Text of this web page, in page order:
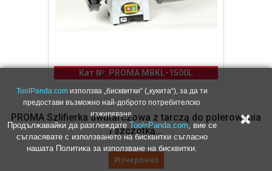
Кат №: PROMA MBKL-1500L
PROMA Szlifierka dwutarczowa z tarczą do polerowania
i szczotką...
Изчерпано
ToolPanda.comизползва „бисквитки“ („кукита“), за да ти
предостави възможно най-доброто потребителско
изживяване.
Продължавайки да разглеждате ToolsPanda.com, вие се
съгласявате с използването на бисквитки съгласно
нашата Политика за използване на бисквитки.